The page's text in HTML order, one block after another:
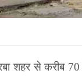
शहर से करीब 70